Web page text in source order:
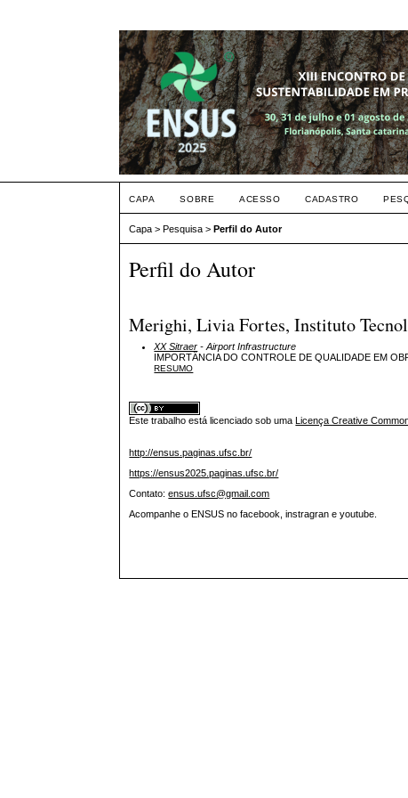
CAPA SOBRE ACESSO CADASTRO
Capa >Pesquisa >Perfil do Autor
Perfil do Autor
Merighi, Livia Fortes, Instituto
XX Sitraer - Airport Infrastructure
IMPORTÂNCIA DO CONTROLE DE QUALIDADE EM
RESUMO
Este trabalho está licenciado sob uma Licença Creative
http://ensus.paginas.ufsc.br/
https://ensus2025.paginas.ufsc.br/
Contato:ensus.ufsc@gmail.com
Acompanhe o ENSUS no facebook, instragran e youtube.